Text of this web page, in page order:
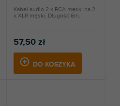
57,50 zł
DO KOSZYKA
Kabel audio 2 x RCA męski na 2
x XLR męski. Długość 6m.